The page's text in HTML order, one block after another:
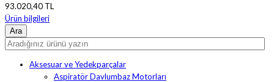
93.020,40 TL
Ürün bilgileri
Aksesuar ve Yedekparçalar
Aspiratör Davlumbaz Motorları